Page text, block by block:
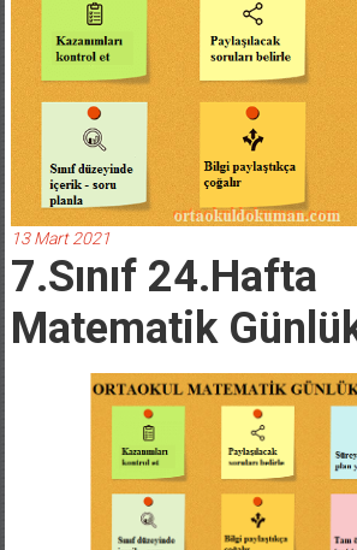
13 Mart 2021
7.Sınıf 24.Hafta
Matematik